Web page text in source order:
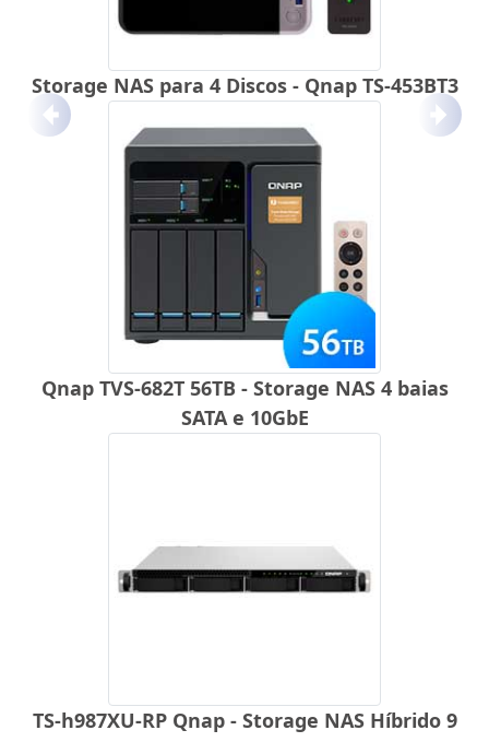
Storage NAS para 4 Discos - Qnap TS-453BT3
Qnap TVS-682T 56TB - Storage NAS 4 baias
SATA e 10GbE
TS-h987XU-RP Qnap - Storage NAS Híbrido 9
Anterior